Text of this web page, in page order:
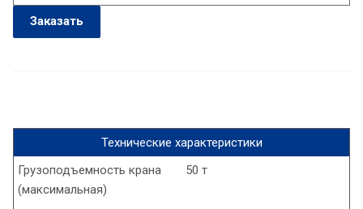
Заказать
Технические характеристики
Грузоподъемность крана
(максимальная)
50 т